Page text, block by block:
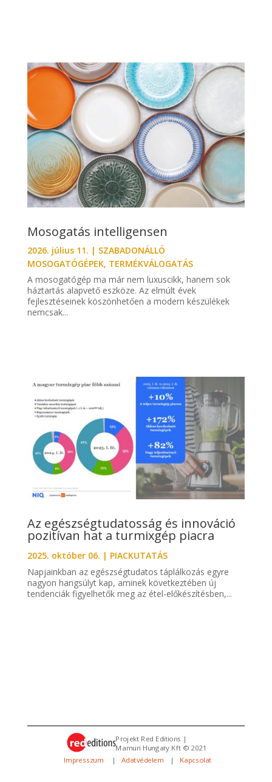
Mosogatás intelligensen
2026. július 11. | SZABADONÁLLÓ
MOSOGATÓGÉPEK, TERMÉKVÁLOGATÁS
A mosogatógép ma már nem luxuscikk, hanem sok
háztartás alapvető eszköze. Az elmúlt évek
fejlesztéseinek köszönhetően a modern készülékek
nemcsak...
Az egészségtudatosság és innováció
pozitívan hat a turmixgép piacra
2025. október 06. | PIACKUTATÁS
Napjainkban az egészségtudatos táplálkozás egyre
nagyon hangsúlyt kap, aminek következtében új
tendenciák figyelhetők meg az étel-előkészítésben,...
Projekt Red Editions |
Mamuri Hungary Kft © 2021
Impresszum
| Adatvédelem | Kapcsolat